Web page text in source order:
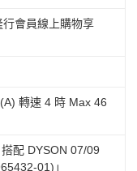
會員線上購物享
轉速 4 時 Max 46
配 DYSON 07/09
01)」